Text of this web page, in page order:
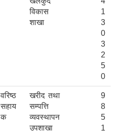
विकास
शाखा
1
3
0
3
2
5
0
वरिष्ठ
सहाय
क
खरीद तथा
सम्पत्ति
व्यवस्थापन
उपशाखा
9
8
5
1